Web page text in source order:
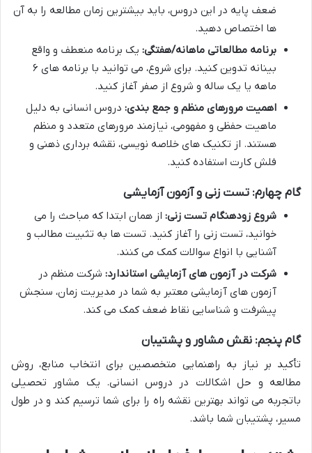
ضعف پایه در این دروس، باید بیشترین زمان مطالعه را به آن
ها اختصاص دهید.
برنامه مطالعاتی ماهانه/هفتگی: یک برنامه منعطف و واقع
بینانه تدوین کنید. برای شروع، می توانید با برنامه های ۶
ماهه یا یک ساله و شروع از صفر آغاز کنید.
اهمیت مرورهای منظم و جمع بندی: دروس انسانی به دلیل
ماهیت حفظی و مفهومی، نیازمند مرورهای متعدد و منظم
هستند. از تکنیک های خلاصه نویسی، نقشه برداری ذهنی و
فلش کارت استفاده کنید.
گام چهارم: تست زنی و آزمون آزمایشی
شروع زودهنگام تست زنی: از همان ابتدا که مباحث را می
خوانید، تست زنی را آغاز کنید. تست ها به تثبیت مطالب و
آشنایی با انواع سوالات کمک می کنند.
شرکت در آزمون های آزمایشی استاندارد: شرکت منظم در
آزمون های آزمایشی معتبر به شما در مدیریت زمان، سنجش
پیشرفت و شناسایی نقاط ضعف کمک می کند.
گام پنجم: نقش مشاور و پشتیبان
تأکید بر نیاز به راهنمایی متخصصین برای انتخاب منابع، روش
مطالعه و حل اشکالات در دروس انسانی. یک مشاور تحصیلی
باتجربه می تواند بهترین نقشه راه را برای شما ترسیم کند و در طول
مسیر، پشتیبان شما باشد.